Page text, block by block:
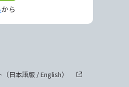
から
（日本語版 /English）